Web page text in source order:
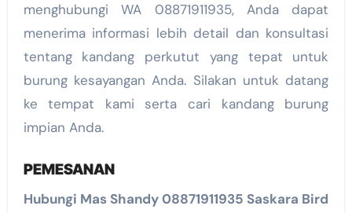
menghubungi WA 08871911935, Anda dapat
menerima informasi lebih detail dan konsultasi
tentang kandang perkutut yang tepat untuk
burung kesayangan Anda. Silakan untuk datang
ke tempat kami serta cari kandang burung
impian Anda.
PEMESANAN
Hubungi Mas Shandy 08871911935 Saskara Bird